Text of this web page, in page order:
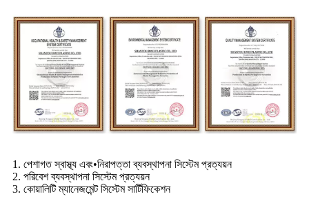
1. পেশাগত স্বাস্থ্য এবং•নিরাপত্তা ব্যবস্থাপনা সিস্টেম প্রত্যয়ন
2. পরিবেশ ব্যবস্থাপনা সিস্টেম প্রত্যয়ন
3. কোয়ালিটি ম্যানেজমেন্ট সিস্টেম সার্টিফিকেশন